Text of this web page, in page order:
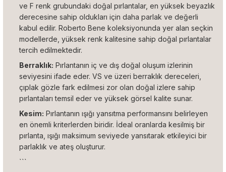
ve F renk grubundaki doğal pırlantalar, en yüksek beyazlık
derecesine sahip oldukları için daha parlak ve değerli
kabul edilir. Roberto Bene koleksiyonunda yer alan seçkin
modellerde, yüksek renk kalitesine sahip doğal pırlantalar
tercih edilmektedir.
Berraklık: Pırlantanın iç ve dış doğal oluşum izlerinin
seviyesini ifade eder. VS ve üzeri berraklık dereceleri,
çıplak gözle fark edilmesi zor olan doğal izlere sahip
pırlantaları temsil eder ve yüksek görsel kalite sunar.
Kesim: Pırlantanın ışığı yansıtma performansını belirleyen
en önemli kriterlerden biridir. İdeal oranlarda kesilmiş bir
pırlanta, ışığı maksimum seviyede yansıtarak etkileyici bir
parlaklık ve ateş oluşturur.
```